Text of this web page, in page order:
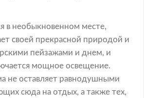
в необыкновенном месте,
своей прекрасной природой и
пейзажами и днем, и
мощное освещение.
не оставляет равнодушными
сюда на отдых, а также тех,